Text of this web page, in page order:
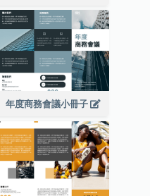
年度商務會議小冊子